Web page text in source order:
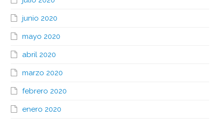
junio 2020
mayo 2020
abril 2020
marzo 2020
febrero 2020
enero 2020